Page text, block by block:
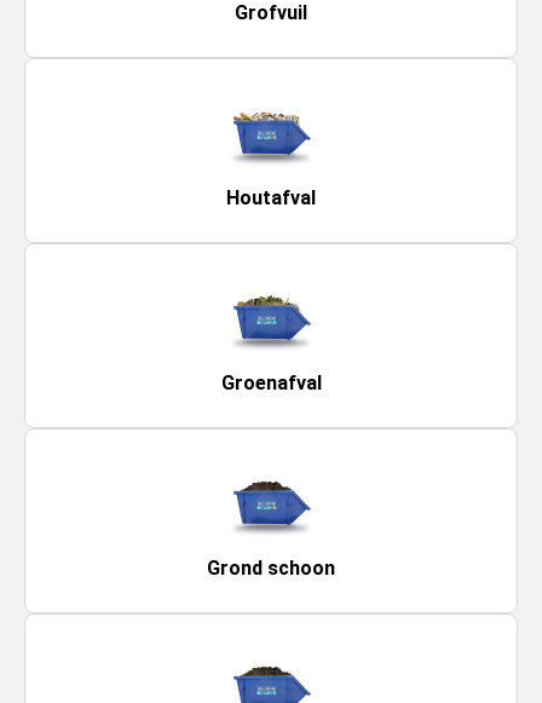
Grofvuil
Houtafval
Groenafval
Grond schoon